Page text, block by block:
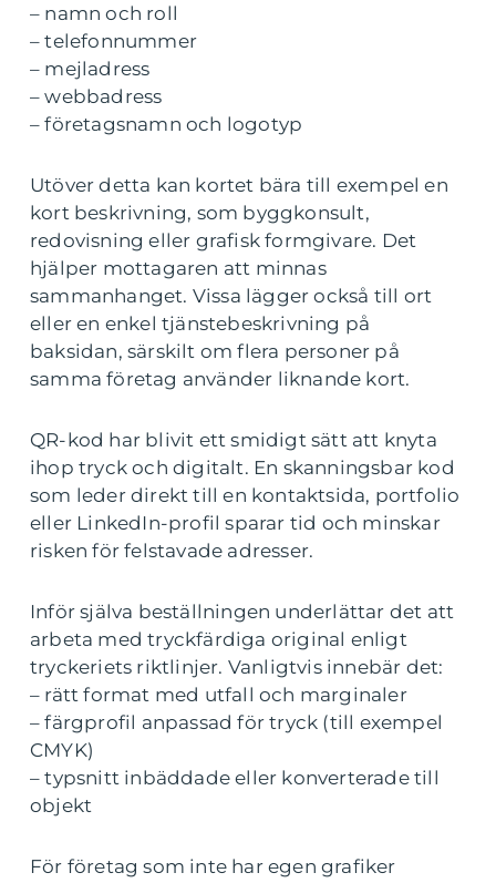
– namn och roll
– telefonnummer
– mejladress
– webbadress
– företagsnamn och logotyp
Utöver detta kan kortet bära till exempel en
kort beskrivning, som byggkonsult,
redovisning eller grafisk formgivare. Det
hjälper mottagaren att minnas
sammanhanget. Vissa lägger också till ort
eller en enkel tjänstebeskrivning på
baksidan, särskilt om flera personer på
samma företag använder liknande kort.
QR-kod har blivit ett smidigt sätt att knyta
ihop tryck och digitalt. En skanningsbar kod
som leder direkt till en kontaktsida, portfolio
eller LinkedIn-profil sparar tid och minskar
risken för felstavade adresser.
Inför själva beställningen underlättar det att
arbeta med tryckfärdiga original enligt
tryckeriets riktlinjer. Vanligtvis innebär det:
– rätt format med utfall och marginaler
– färgprofil anpassad för tryck (till exempel
CMYK)
– typsnitt inbäddade eller konverterade till
objekt
För företag som inte har egen grafiker